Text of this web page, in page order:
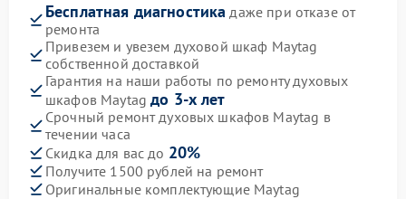
Бесплатная диагностика даже при отказе от
ремонта
Привезем и увезем духовой шкаф Maytag
собственной доставкой
Гарантия на наши работы по ремонту духовых
шкафов Maytagдо 3-х лет
Срочный ремонт духовых шкафов Maytag в
течении часа
Скидка для вас до 20%
Получите 1500 рублей на ремонт
Оригинальные комплектующие Maytag